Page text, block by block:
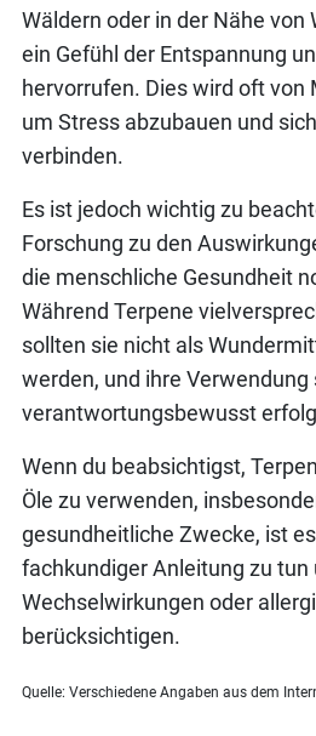
Wäldern oder in der Nähe von
ein Gefühl der Entspannung
hervorrufen. Dies wird oft von
um Stress abzubauen und
verbinden.
Es ist jedoch wichtig zu
Forschung zu den
die menschliche Gesundheit
Während Terpene
sollten sie nicht als
werden, und ihre
verantwortungsbewusst
Wenn du beabsichtigst,
Öle zu verwenden,
gesundheitliche Zwecke, ist
fachkundiger Anleitung zu tun
Wechselwirkungen oder
berücksichtigen.
Quelle: Verschiedene Angaben aus dem